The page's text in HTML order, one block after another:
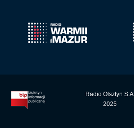
Radio Olsztyn S.A.
2025